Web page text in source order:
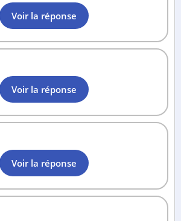
Voir la réponse
Voir la réponse
Voir la réponse